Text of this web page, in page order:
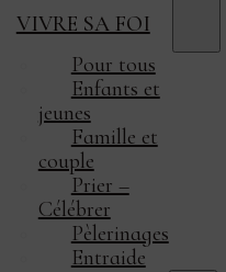
VIVRE SA FOI
Pour tous
Enfants et
jeunes
Famille et
couple
Prier –
Célébrer
Pèlerinages
Entraide